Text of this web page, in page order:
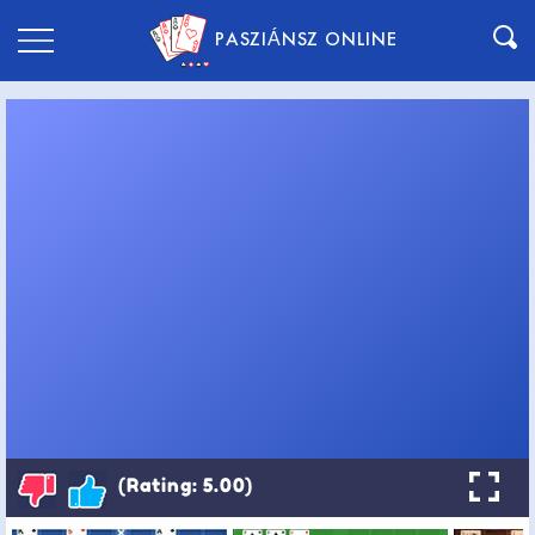
PASZIÁNSZ ONLINE
(Rating: 5.00)